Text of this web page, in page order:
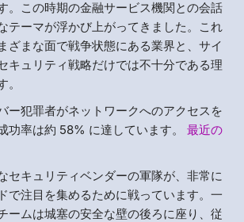
。この時期の金融サービス機関との会話
テーマが浮かび上がってきました。これ
ざまな面で戦争状態にある業界と、サイ
キュリティ戦略だけでは不十分である理
ー犯罪者がネットワークへのアクセスを
功率は約 58% に達しています。 最近の
セキュリティベンダーの軍隊が、非常に
で注目を集めるために戦っています。一
ームは城塞の安全な壁の後ろに座り、従